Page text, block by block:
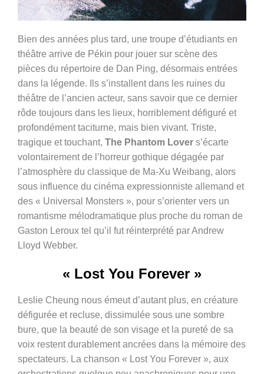
Bien des années plus tard, une troupe d’étudiants en
théâtre arrive de Pékin pour jouer sur scène des
pièces du répertoire de Dan Ping, désormais entrées
dans la légende. Ils s’installent dans les ruines du
théâtre de l’ancien acteur, sans savoir que ce dernier
rôde toujours dans les lieux, horriblement défiguré et
profondément taciturne, mais bien vivant. Triste,
tragique et touchant, The Phantom Lover s’écarte
volontairement de l’horreur gothique dégagée par
l’atmosphère du classique de Ma-Xu Weibang, alors
sous influence du cinéma expressionniste allemand et
des « Universal Monsters », pour s’orienter vers un
romantisme mélodramatique plus proche du roman de
Gaston Leroux tel qu’il fut réinterprété par Andrew
Lloyd Webber.
« Lost You Forever »
Leslie Cheung nous émeut d’autant plus, en créature
défigurée et recluse, dissimulée sous une sombre
bure, que la beauté de son visage et la pureté de sa
voix restent durablement ancrées dans la mémoire des
spectateurs. La chanson « Lost You Forever », aux